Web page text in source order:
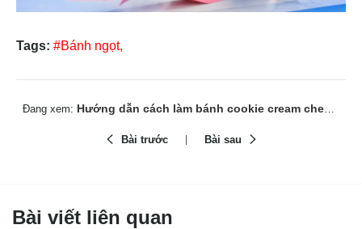
Tags: #Bánh ngọt,
Đang xem: Hướng dẫn cách làm bánh cookie cream cheese thơm ngon tại nhà
Bài trước Bài sau
Bài viết liên quan